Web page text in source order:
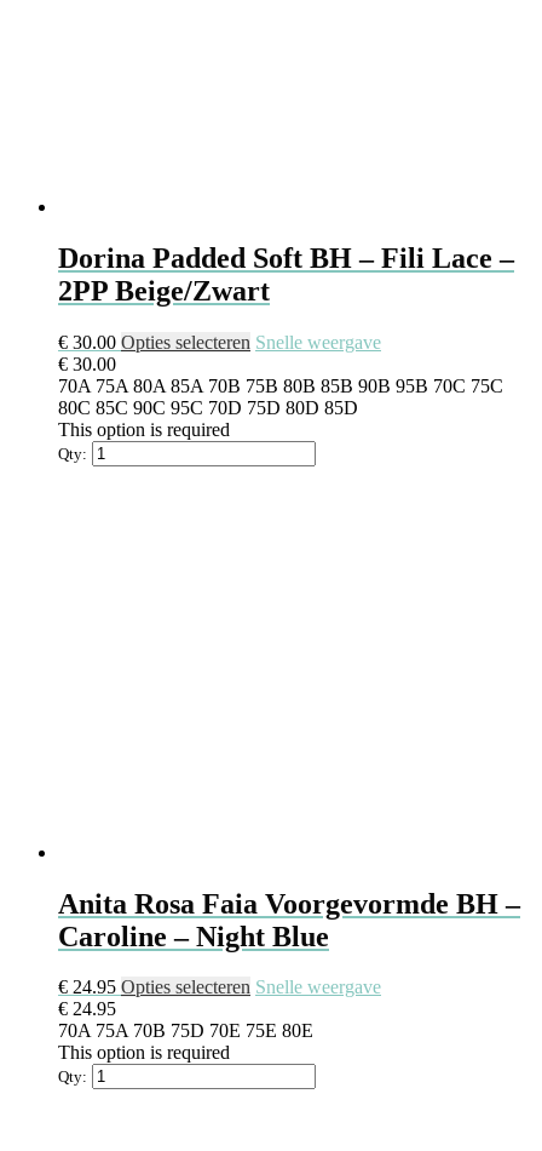
Dorina Padded Soft BH – Fili Lace –
2PP Beige/Zwart
€ 30.00 Opties selecteren Snelle weergave
€ 30.00
70A 75A 80A 85A 70B 75B 80B 85B 90B 95B 70C 75C
80C 85C 90C 95C 70D 75D 80D 85D
This option is required
Qty:
Anita Rosa Faia Voorgevormde BH –
Caroline – Night Blue
€ 24.95 Opties selecteren Snelle weergave
€ 24.95
70A 75A 70B 75D 70E 75E 80E
This option is required
Qty: